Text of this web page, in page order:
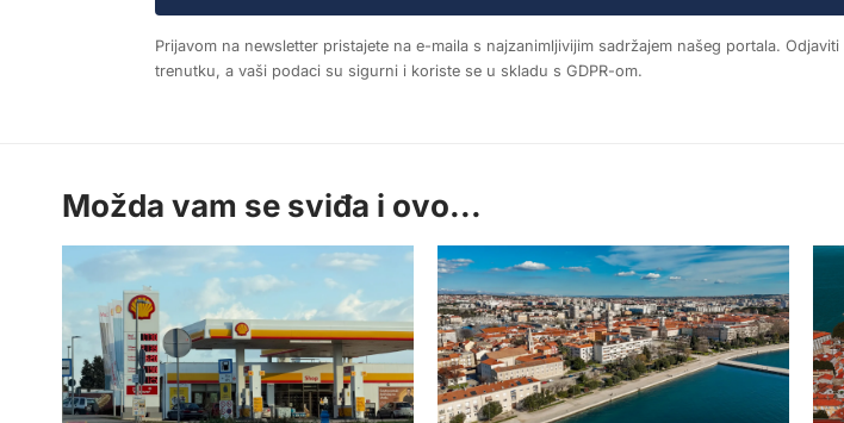
Prijavom na newsletter pristajete na e-maila s najzanimljivijim sadržajem našeg portala.
trenutku, a vaši podaci su sigurni i koriste se u skladu s GDPR-om.
Možda vam se sviđa i ovo...